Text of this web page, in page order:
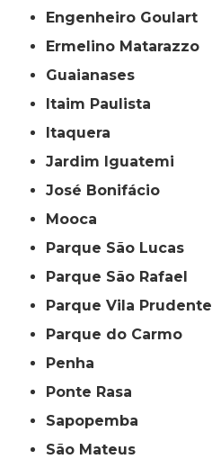
Engenheiro Goulart
Ermelino Matarazzo
Guaianases
Itaim Paulista
Itaquera
Jardim Iguatemi
José Bonifácio
Mooca
Parque São Lucas
Parque São Rafael
Parque Vila Prudente
Parque do Carmo
Penha
Ponte Rasa
Sapopemba
São Mateus